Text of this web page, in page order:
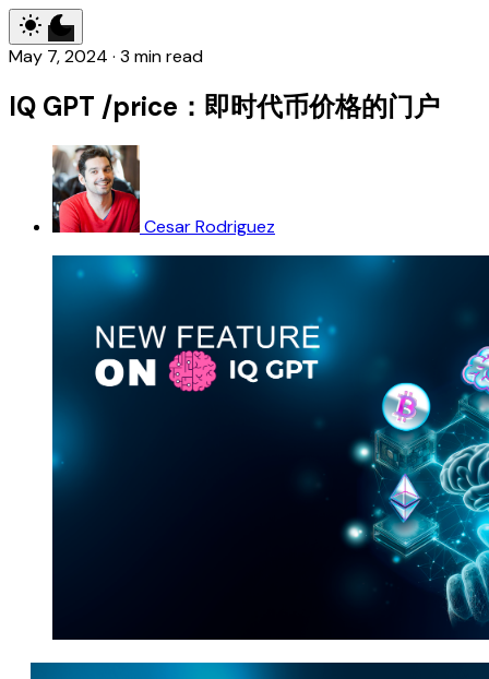
May 7, 2024 · 3 min read
IQ GPT /price：即时代币价格的门户
Cesar Rodriguez